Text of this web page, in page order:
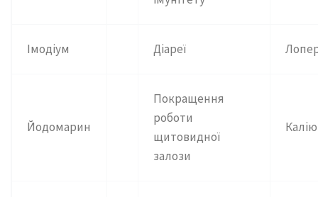
Імодіум Діареї
Йодомарин
Покращення
роботи
щитовидної
залози